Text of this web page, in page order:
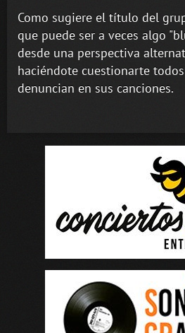
Como sugiere el título del
que puede ser a veces algo
desde una perspectiva
haciéndote cuestionarte
denuncian en sus canciones.